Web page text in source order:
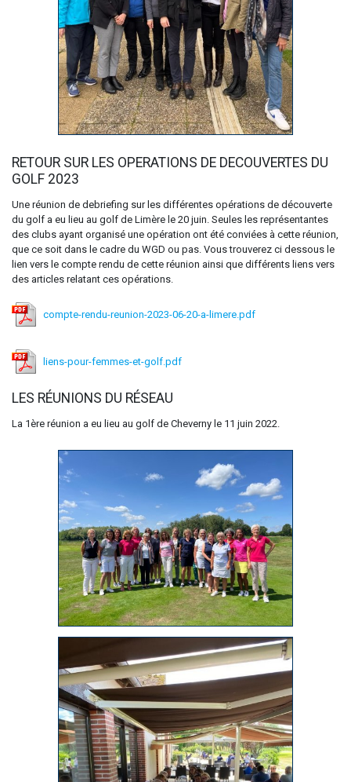
RETOUR SUR LES OPERATIONS DE DECOUVERTES DU
GOLF 2023
Une réunion de debriefing sur les différentes opérations de découverte
du golf a eu lieu au golf de Limère le 20 juin. Seules les représentantes
des clubs ayant organisé une opération ont été conviées à cette réunion,
que ce soit dans le cadre du WGD ou pas. Vous trouverez ci dessous le
lien vers le compte rendu de cette réunion ainsi que différents liens vers
des articles relatant ces opérations.
compte-rendu-reunion-2023-06-20-a-limere.pdf
liens-pour-femmes-et-golf.pdf
LES RÉUNIONS DU RÉSEAU
La 1ère réunion a eu lieu au golf de Cheverny le 11 juin 2022.